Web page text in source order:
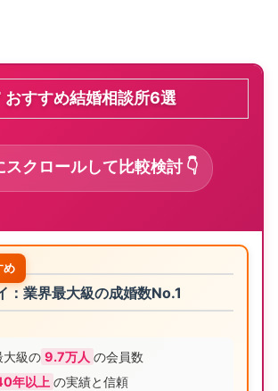
おすすめ結婚相談所6選
スクロールして比較検討 👇
：業界最大級の成婚数No.1
め
大級の 9.7万人 の会員数
年以上 の実績と信頼